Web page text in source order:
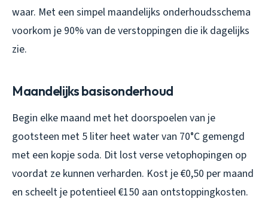
waar. Met een simpel maandelijks onderhoudsschema
voorkom je 90% van de verstoppingen die ik dagelijks
zie.
Maandelijks basisonderhoud
Begin elke maand met het doorspoelen van je
gootsteen met 5 liter heet water van 70°C gemengd
met een kopje soda. Dit lost verse vetophopingen op
voordat ze kunnen verharden. Kost je €0,50 per maand
en scheelt je potentieel €150 aan ontstoppingkosten.